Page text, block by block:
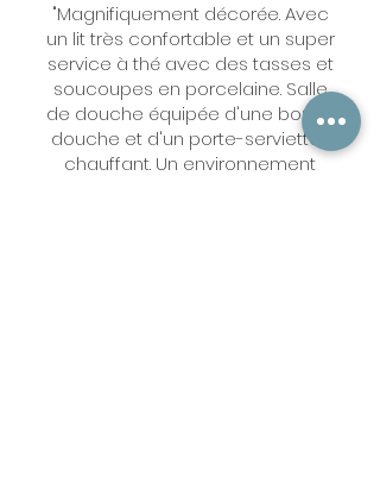
"Magnifiquement décorée. Avec
un lit très confortable et un super
service à thé avec des tasses et
soucoupes en porcelaine. Salle
de douche équipée d'une bonne
douche et d'un porte-serviettes
chauffant. Un environnement